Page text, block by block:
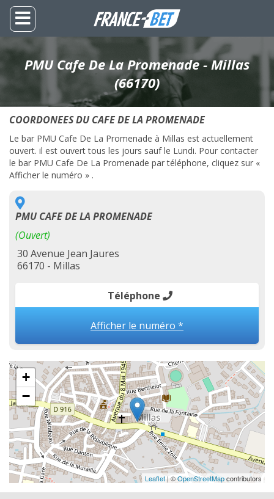
PMU Cafe De La Promenade - Millas
(66170)
COORDONEES DU CAFE DE LA PROMENADE
Le bar PMU Cafe De La Promenade à Millas est actuellement
ouvert. il est ouvert tous les jours sauf le Lundi. Pour contacter
le bar PMU Cafe De La Promenade par téléphone, cliquez sur «
Afficher le numéro » .
PMU CAFE DE LA PROMENADE
(Ouvert)
30 Avenue Jean Jaures
66170 - Millas
Téléphone
Afficher le numéro *
+
−
Leaflet| ©OpenStreetMapcontributors